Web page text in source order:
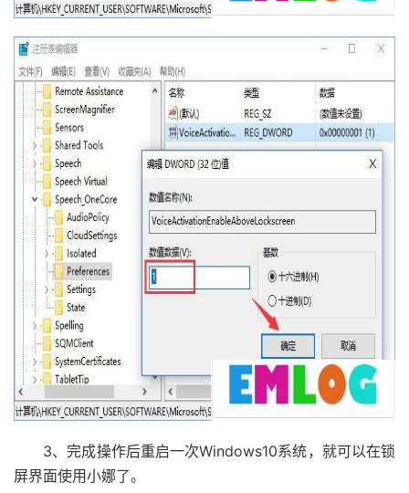
3、完成操作后重启一次Windows10系统，就可以在锁
屏界面使用小娜了。